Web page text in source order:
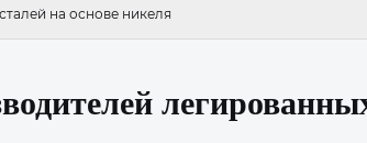
на основе никеля